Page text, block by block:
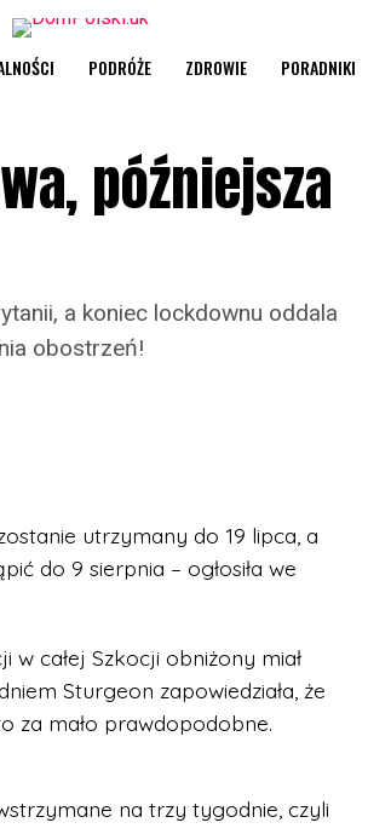
PODRÓŻE ZDROWIE PORADNIKI
późniejsza
a koniec lockdownu oddala
obostrzeń!
utrzymany do 19 lipca, a
do 9 sierpnia – ogłosiła we
całej Szkocji obniżony miał
Sturgeon zapowiedziała, że
za mało prawdopodobne.
na trzy tygodnie, czyli